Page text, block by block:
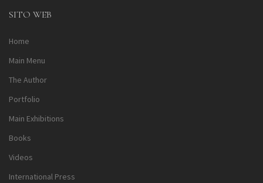
SITO WEB
Home
Main Menu
The Author
Portfolio
Main Exhibitions
Books
Videos
International Press